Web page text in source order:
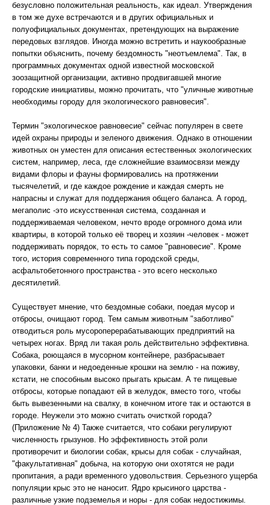
безусловно положительная реальность, как идеал. Утверждения
в том же духе встречаются и в других официальных и
полуофициальных документах, претендующих на выражение
передовых взглядов. Иногда можно встретить и наукообразные
попытки объяснить, почему бездомность "неотъемлема". Так, в
программных документах одной известной московской
зоозащитной организации, активно продвигавшей многие
городские инициативы, можно прочитать, что "уличные животные
необходимы городу для экологического равновесия".
Термин "экологическое равновесие" сейчас популярен в свете
идей охраны природы и зеленого движения. Однако в отношении
животных он уместен для описания естественных экологических
систем, например, леса, где сложнейшие взаимосвязи между
видами флоры и фауны формировались на протяжении
тысячелетий, и где каждое рождение и каждая смерть не
напрасны и служат для поддержания общего баланса. А город,
мегаполис -это искусственная система, созданная и
поддерживаемая человеком, нечто вроде огромного дома или
квартиры, в которой только её творец и хозяин -человек - может
поддерживать порядок, то есть то самое "равновесие". Кроме
того, история современного типа городской среды,
асфальтобетонного пространства - это всего несколько
десятилетий.
Существует мнение, что бездомные собаки, поедая мусор и
отбросы, очищают город. Тем самым животным "заботливо"
отводиться роль мусороперерабатывающих предприятий на
четырех ногах. Вряд ли такая роль действительно эффективна.
Собака, роющаяся в мусорном контейнере, разбрасывает
упаковки, банки и недоеденные крошки на землю - на поживу,
кстати, не способным высоко прыгать крысам. А те пищевые
отбросы, которые попадают ей в желудок, вместо того, чтобы
быть вывезенными на свалку, в конечном итоге так и остаются в
городе. Неужели это можно считать очисткой города?
(Приложение № 4) Также считается, что собаки регулируют
численность грызунов. Но эффективность этой роли
противоречит и биологии собак, крысы для собак - случайная,
"факультативная" добыча, на которую они охотятся не ради
пропитания, а ради временного удовольствия. Серьезного ущерба
популяции крыс это не наносит. Ядро крысиного царства -
различные узкие подземелья и норы - для собак недостижимы.